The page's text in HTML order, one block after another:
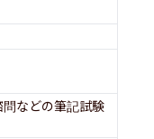
などの筆記試験